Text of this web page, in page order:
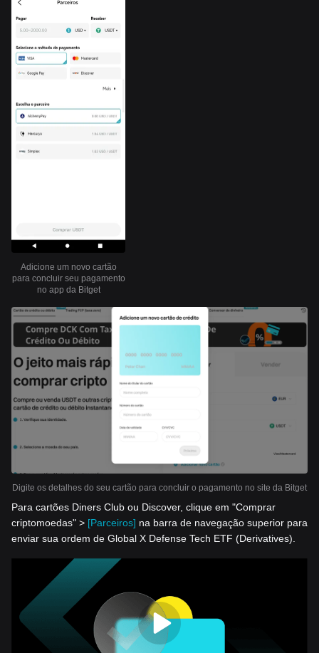
Adicione um novo cartão
para concluir seu pagamento
no app da Bitget
Digite os detalhes do seu cartão para concluir o pagamento no site da Bitget
Para cartões Diners Club ou Discover, clique em "Comprar
criptomoedas" > [Parceiros] na barra de navegação superior para
enviar sua ordem de Global X Defense Tech ETF (Derivatives).